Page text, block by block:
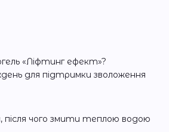
«Ліфтинг ефект»?
для підтримки зволоження
після чого змити теплою водою